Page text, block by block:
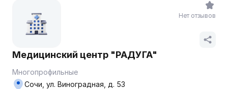
Медицинский центр "РАДУГА"
Многопрофильные
Сочи, ул. Виноградная, д. 53
Нет отзывов